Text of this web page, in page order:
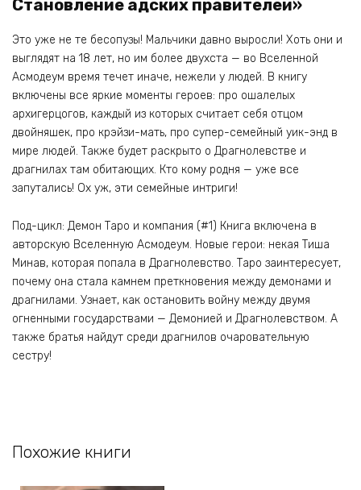
Становление адских правителей»
Это уже не те бесопузы! Мальчики давно выросли! Хоть они и
выглядят на 18 лет, но им более двухста — во Вселенной
Асмодеум время течет иначе, нежели у людей. В книгу
включены все яркие моменты героев: про ошалелых
архигерцогов, каждый из которых считает себя отцом
двойняшек, про крэйзи-мать, про супер-семейный уик-энд в
мире людей. Также будет раскрыто о Драгнолевстве и
драгнилах там обитающих. Кто кому родня — уже все
запутались! Ох уж, эти семейные интриги!
Под-цикл: Демон Таро и компания (#1) Книга включена в
авторскую Вселенную Асмодеум. Новые герои: некая Тиша
Минав, которая попала в Драгнолевство. Таро заинтересует,
почему она стала камнем преткновения между демонами и
драгнилами. Узнает, как остановить войну между двумя
огненными государствами — Демонией и Драгнолевством. А
также братья найдут среди драгнилов очаровательную
сестру!
Похожие книги